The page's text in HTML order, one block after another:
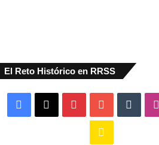
El Reto Histórico en RRSS
Facebook PinterestYouTubeTumblr